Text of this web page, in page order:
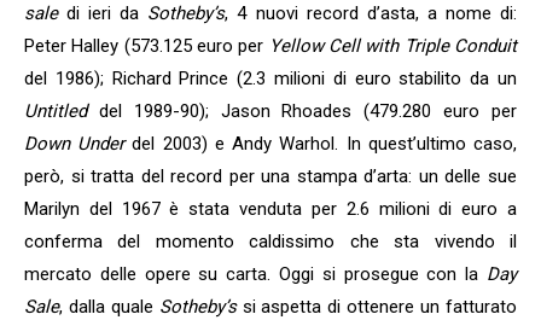
saledi ieri da Sotheby’s, 4 nuovi record d’asta, a nome di:
Peter Halley (573.125 euro per Yellow Cell with Triple Conduit
del 1986); Richard Prince (2.3 milioni di euro stabilito da un
Untitleddel 1989-90); Jason Rhoades (479.280 euro per
Down Underdel 2003) e Andy Warhol. In quest’ultimo caso,
però, si tratta del record per una stampa d’arta: un delle sue
Marilyn del 1967 è stata venduta per 2.6 milioni di euro a
conferma del momento caldissimo che sta vivendo il
mercato delle opere su carta. Oggi si prosegue con la Day
Sale, dalla quale Sotheby’ssi aspetta di ottenere un fatturato